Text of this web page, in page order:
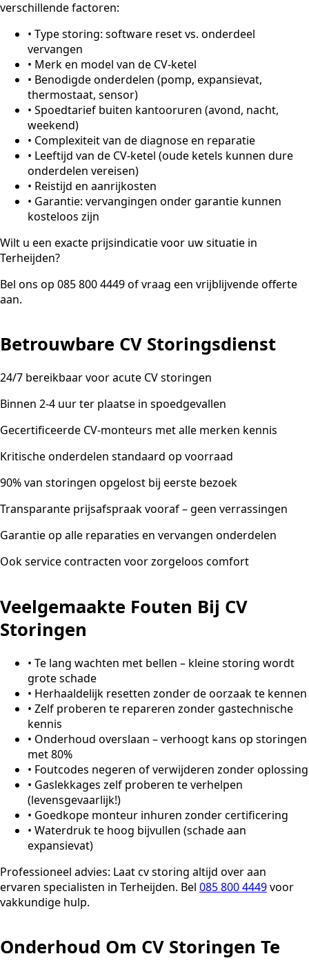
verschillende factoren:
• Type storing: software reset vs. onderdeel
vervangen
• Merk en model van de CV-ketel
• Benodigde onderdelen (pomp, expansievat,
thermostaat, sensor)
• Spoedtarief buiten kantooruren (avond, nacht,
weekend)
• Complexiteit van de diagnose en reparatie
• Leeftijd van de CV-ketel (oude ketels kunnen dure
onderdelen vereisen)
• Reistijd en aanrijkosten
• Garantie: vervangingen onder garantie kunnen
kosteloos zijn
Wilt u een exacte prijsindicatie voor uw situatie in
Terheijden?
Bel ons op 085 800 4449 of vraag een vrijblijvende offerte
aan.
Betrouwbare CV Storingsdienst
24/7 bereikbaar voor acute CV storingen
Binnen 2-4 uur ter plaatse in spoedgevallen
Gecertificeerde CV-monteurs met alle merken kennis
Kritische onderdelen standaard op voorraad
90% van storingen opgelost bij eerste bezoek
Transparante prijsafspraak vooraf – geen verrassingen
Garantie op alle reparaties en vervangen onderdelen
Ook service contracten voor zorgeloos comfort
Veelgemaakte Fouten Bij CV
Storingen
• Te lang wachten met bellen – kleine storing wordt
grote schade
• Herhaaldelijk resetten zonder de oorzaak te kennen
• Zelf proberen te repareren zonder gastechnische
kennis
• Onderhoud overslaan – verhoogt kans op storingen
met 80%
• Foutcodes negeren of verwijderen zonder oplossing
• Gaslekkages zelf proberen te verhelpen
(levensgevaarlijk!)
• Goedkope monteur inhuren zonder certificering
• Waterdruk te hoog bijvullen (schade aan
expansievat)
Professioneel advies: Laat cv storing altijd over aan
ervaren specialisten in Terheijden. Bel 085 800 4449voor
vakkundige hulp.
Onderhoud Om CV Storingen Te